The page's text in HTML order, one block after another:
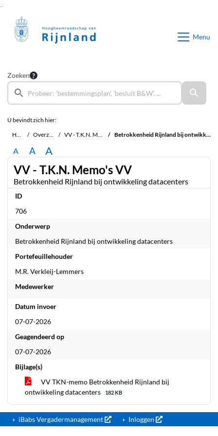
Menu
Zoeken
U bevindt zich hier:
Home
Overzichten VV - T.K.N. Memo's VV Betrokkenheid Rijnland bij ontwikkeling datacenters
A A A
VV - T.K.N. Memo's VV
Betrokkenheid Rijnland bij ontwikkeling datacenters
ID
706
Onderwerp
Betrokkenheid Rijnland bij ontwikkeling datacenters
Portefeuillehouder
M.R. Verkleij-Lemmers
Medewerker
Datum invoer
07-07-2026
Geagendeerd op
07-07-2026
Bijlage(s)
VV TKN-memo Betrokkenheid Rijnland bij
ontwikkeling datacenters
182 KB
iBabs Vergadermanagement Inloggen